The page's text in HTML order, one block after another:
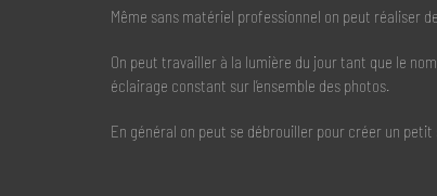
Même sans matériel professionnel on peut réaliser
On peut travailler à la lumière du jour tant que le
éclairage constant sur l’ensemble des photos.
En général on peut se débrouiller pour créer un